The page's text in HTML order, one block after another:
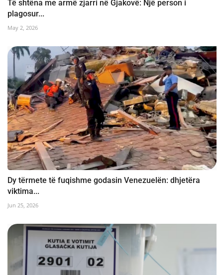
Të shtëna me armë zjarri në Gjakovë: Një person i
plagosur...
May 2, 2026
Dy tërmete të fuqishme godasin Venezuelën: dhjetëra
viktima...
Jun 25, 2026